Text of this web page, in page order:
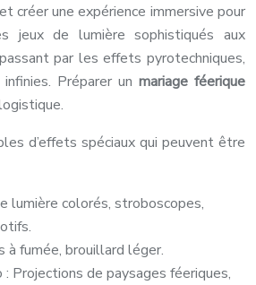
et créer une expérience immersive pour
jeux de lumière sophistiqués aux
par les effets pyrotechniques,
Préparer un mariage féerique
d’effets spéciaux qui peuvent être
lumière colorés, stroboscopes,
à fumée, brouillard léger.
Projections de paysages féeriques,